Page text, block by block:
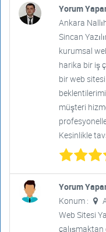
Yorum
Ankara
Sincan
kurumsal
harika bir iş
bir web
müşteri
Kesinlikle
Yorum
Konum :
Web Sitesi
çalışmaktan